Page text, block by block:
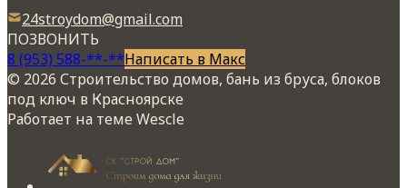
24stroydom@gmail.com
ПОЗВОНИТЬ
8 (953) 588-**-**Написать в Макс
© 2026 Строительство домов, бань из бруса, блоков
под ключ в Красноярске
Работает на теме Wescle